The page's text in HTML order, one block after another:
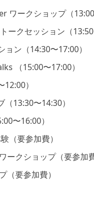
ワークショップ（
ークセッション（
ン（14:30〜17:00）
（15:00〜17:00）
）
13:30〜14:30）
〜16:00）
（要参加費）
ークショップ（要参加
（要参加費）